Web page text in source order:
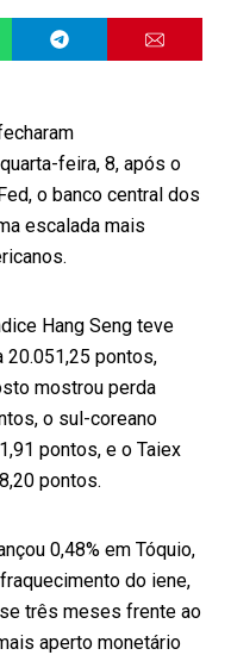
feira, 8, após o
o banco central dos
escalada mais
Hang Seng teve
20.051,25 pontos,
mostrou perda
o sul-coreano
pontos, e o Taiex
pontos.
0,48% em Tóquio,
do iene,
três meses frente ao
aperto monetário